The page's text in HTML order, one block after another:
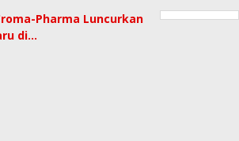
Pharma Luncurkan
di…